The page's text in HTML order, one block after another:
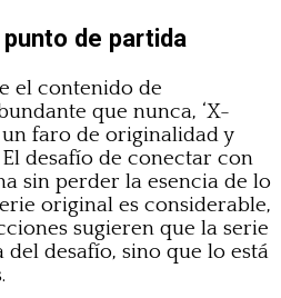
de partida
el contenido de
que nunca, ‘X-
un faro de originalidad y
desafío de conectar con
sin perder la esencia de lo
original es considerable,
sugieren que la serie
del desafío, sino que lo está